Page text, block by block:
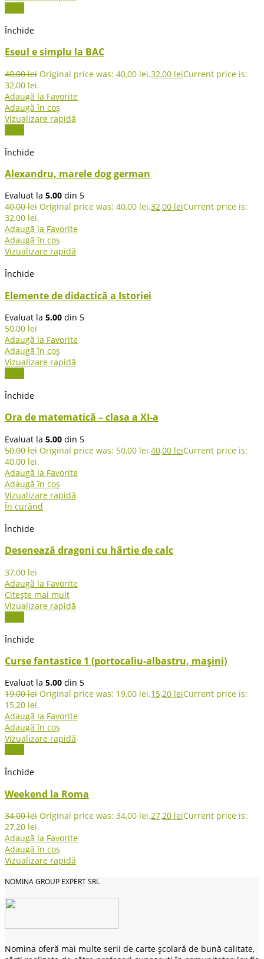
-20%
Închide
Eseul e simplu la BAC
40,00lei Original price was: 40,00 lei.32,00 leiCurrent price is:
32,00 lei.
Adaugă la Favorite
Adaugă în coș
Vizualizare rapidă
-20%
Închide
Alexandru, marele dog german
Evaluat la 5.00 din 5
40,00lei Original price was: 40,00 lei.32,00 leiCurrent price is:
32,00 lei.
Adaugă la Favorite
Adaugă în coș
Vizualizare rapidă
Închide
Elemente de didactică a Istoriei
Evaluat la 5.00 din 5
50,00 lei
Adaugă la Favorite
Adaugă în coș
Vizualizare rapidă
-20%
Închide
Ora de matematică – clasa a XI-a
Evaluat la 5.00 din 5
50,00lei Original price was: 50,00 lei.40,00 leiCurrent price is:
40,00 lei.
Adaugă la Favorite
Adaugă în coș
Vizualizare rapidă
În curând
Închide
Desenează dragoni cu hârtie de calc
37,00 lei
Adaugă la Favorite
Citește mai mult
Vizualizare rapidă
-20%
Închide
Curse fantastice 1 (portocaliu-albastru, mașini)
Evaluat la 5.00 din 5
19,00lei Original price was: 19,00 lei.15,20 leiCurrent price is:
15,20 lei.
Adaugă la Favorite
Adaugă în coș
Vizualizare rapidă
-20%
Închide
Weekend la Roma
34,00lei Original price was: 34,00 lei.27,20 leiCurrent price is:
27,20 lei.
Adaugă la Favorite
Adaugă în coș
Vizualizare rapidă
NOMINA GROUP EXPERT SRL
Nomina oferă mai multe serii de carte școlară de bună calitate,